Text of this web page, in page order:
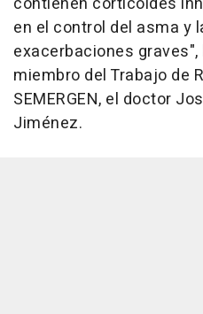
en el control del asma y
exacerbaciones
miembro del Trabajo de
SEMERGEN, el doctor
Jiménez.